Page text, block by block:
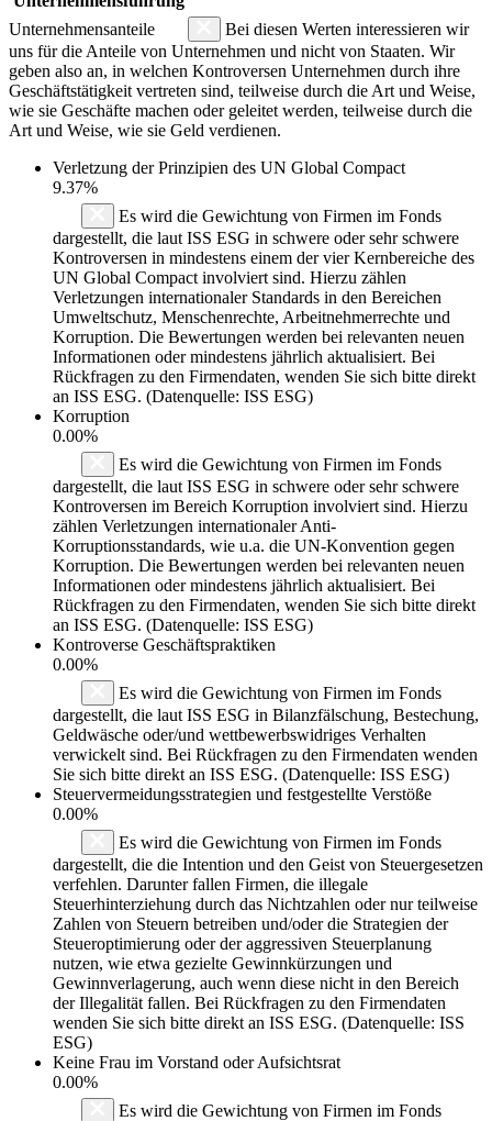
Unternehmensanteile
Bei diesen Werten interessieren wir
uns für die Anteile von Unternehmen und nicht von Staaten. Wir
geben also an, in welchen Kontroversen Unternehmen durch ihre
Geschäftstätigkeit vertreten sind, teilweise durch die Art und Weise,
wie sie Geschäfte machen oder geleitet werden, teilweise durch die
Art und Weise, wie sie Geld verdienen.
Verletzung der Prinzipien des UN Global Compact
9.37%
Es wird die Gewichtung von Firmen im Fonds
dargestellt, die laut ISS ESG in schwere oder sehr schwere
Kontroversen in mindestens einem der vier Kernbereiche des
UN Global Compact involviert sind. Hierzu zählen
Verletzungen internationaler Standards in den Bereichen
Umweltschutz, Menschenrechte, Arbeitnehmerrechte und
Korruption. Die Bewertungen werden bei relevanten neuen
Informationen oder mindestens jährlich aktualisiert. Bei
Rückfragen zu den Firmendaten, wenden Sie sich bitte direkt
an ISS ESG. (Datenquelle: ISS ESG)
Korruption
0.00%
Es wird die Gewichtung von Firmen im Fonds
dargestellt, die laut ISS ESG in schwere oder sehr schwere
Kontroversen im Bereich Korruption involviert sind. Hierzu
zählen Verletzungen internationaler Anti-
Korruptionsstandards, wie u.a. die UN-Konvention gegen
Korruption. Die Bewertungen werden bei relevanten neuen
Informationen oder mindestens jährlich aktualisiert. Bei
Rückfragen zu den Firmendaten, wenden Sie sich bitte direkt
an ISS ESG. (Datenquelle: ISS ESG)
Kontroverse Geschäftspraktiken
0.00%
Es wird die Gewichtung von Firmen im Fonds
dargestellt, die laut ISS ESG in Bilanzfälschung, Bestechung,
Geldwäsche oder/und wettbewerbswidriges Verhalten
verwickelt sind. Bei Rückfragen zu den Firmendaten wenden
Sie sich bitte direkt an ISS ESG. (Datenquelle: ISS ESG)
Steuervermeidungsstrategien und festgestellte Verstöße
0.00%
Es wird die Gewichtung von Firmen im Fonds
dargestellt, die die Intention und den Geist von Steuergesetzen
verfehlen. Darunter fallen Firmen, die illegale
Steuerhinterziehung durch das Nichtzahlen oder nur teilweise
Zahlen von Steuern betreiben und/oder die Strategien der
Steueroptimierung oder der aggressiven Steuerplanung
nutzen, wie etwa gezielte Gewinnkürzungen und
Gewinnverlagerung, auch wenn diese nicht in den Bereich
der Illegalität fallen. Bei Rückfragen zu den Firmendaten
wenden Sie sich bitte direkt an ISS ESG. (Datenquelle: ISS
ESG)
Keine Frau im Vorstand oder Aufsichtsrat
0.00%
Es wird die Gewichtung von Firmen im Fonds